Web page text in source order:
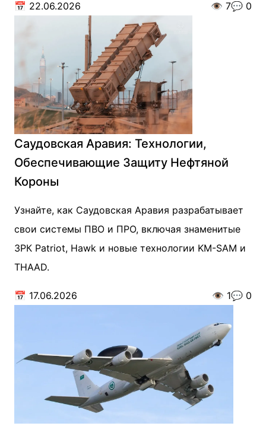
📅 22.06.2026 👁️ 7💬 0
Саудовская Аравия: Технологии,
Обеспечивающие Защиту Нефтяной
Короны
Узнайте, как Саудовская Аравия разрабатывает
свои системы ПВО и ПРО, включая знаменитые
ЗРК Patriot, Hawk и новые технологии KM-SAM и
THAAD.
📅 17.06.2026 👁️ 1💬 0